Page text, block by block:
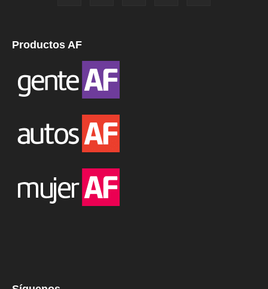
Productos AF